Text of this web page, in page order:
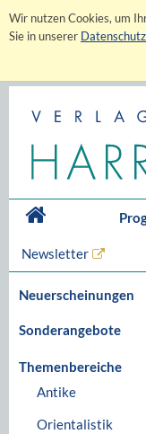
Wir nutzen Cookies, um
Sie in unserer
Newsletter
Neuerscheinungen
Sonderangebote
Themenbereiche
Antike
Orientalistik